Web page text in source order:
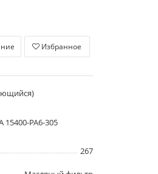
Избранное
15400-PA6-305
267